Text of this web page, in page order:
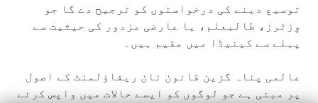
توسیع دینے کی درخواستوں کو ترجیح دے گا جو
وِزٹرز، طالبعلم، یا عارضی مزدور کی حیثیت سے
پہلے سے کینیڈا میں مقیم ہیں۔
عالمی پناہ گزین قانون نان ریفاؤلمنٹ کے اصول
پر مبنی ہے جو لوگوں کو ایسے حالات میں واپس کرنے